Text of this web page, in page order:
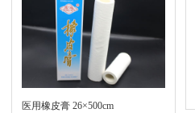
医用橡皮膏 26×500cm